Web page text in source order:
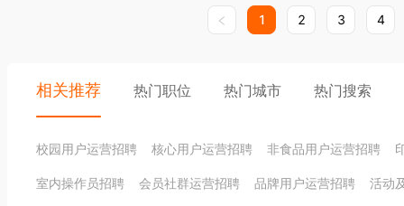
1 2 3 4
相关推荐 热门职位 热门城市 热门搜索
校园用户运营招聘 核心用户运营招聘 非食品用户运营招聘
室内操作员招聘 会员社群运营招聘 品牌用户运营招聘 活动